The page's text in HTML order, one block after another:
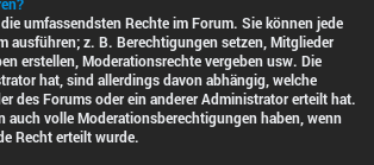
umfassendsten Rechte im Forum. Sie können jede
ausführen; z. B. Berechtigungen setzen, Mitglieder
erstellen, Moderationsrechte vergeben usw. Die
hat, sind allerdings davon abhängig, welche
des Forums oder ein anderer Administrator erteilt hat.
auch volle Moderationsberechtigungen haben, wenn
Recht erteilt wurde.